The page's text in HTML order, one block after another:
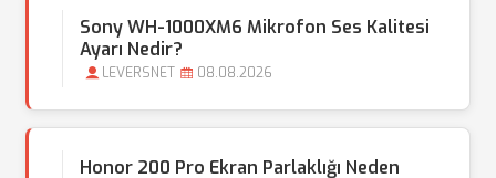
Sony WH-1000XM6 Mikrofon Ses Kalitesi
Ayarı Nedir?
LEVERSNET 08.08.2026
Honor 200 Pro Ekran Parlaklığı Neden